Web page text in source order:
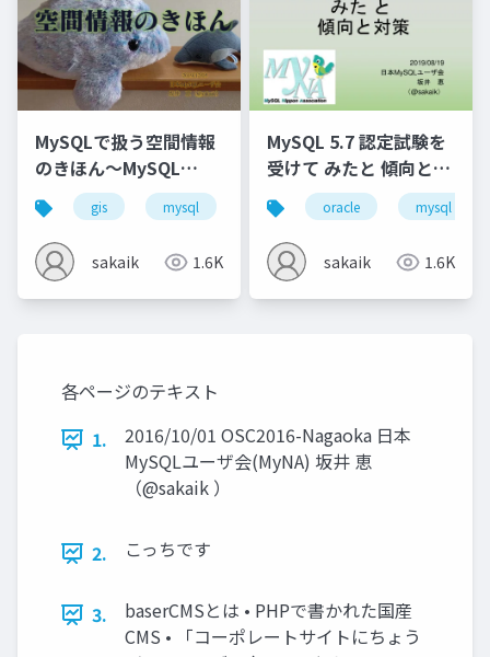
MySQLで扱う空間情報
のきほん～MySQL
Cafe #6gis mysql myna technology cafe
sakaik 1.6K
MySQL 5.7 認定試験を
受けて みたと 傾向と対
策～MyNA会2019年8月
oracle mysql
sakaik 1.6K
各ページのテキスト
1.
2016/10/01 OSC2016-Nagaoka 日本
MySQLユーザ会(MyNA) 坂井 恵
（@sakaik ）
2. こっちです
3.
baserCMSとは • PHPで書かれた国産
CMS • 「コーポレートサイトにちょう